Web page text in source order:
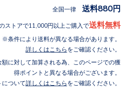
全国一律 送料880円
ストアで11,000円以上ご購入で送料無料
条件により送料が異なる場合があります。
詳しくはこちら をご確認ください。
に対して加算される為、このページでの獲
得ポイントと異なる場合がございます。
について詳しくはこちら をご確認ください。